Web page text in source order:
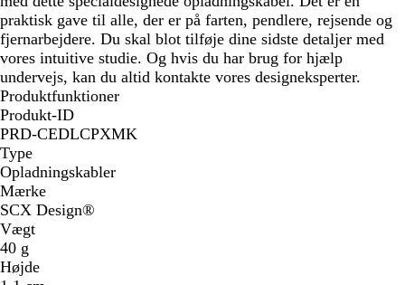
praktisk gave til alle, der er på farten, pendlere, rejsende og
fjernarbejdere. Du skal blot tilføje dine sidste detaljer med
vores intuitive studie. Og hvis du har brug for hjælp
undervejs, kan du altid kontakte vores designeksperter.
Produktfunktioner
Produkt-ID
PRD-CEDLCPXMK
Type
Opladningskabler
Mærke
SCX Design®
Vægt
40 g
Højde